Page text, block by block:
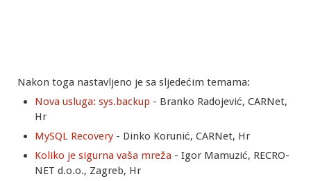
Nakon toga nastavljeno je sa sljedećim temama:
Nova usluga: sys.backup - Branko Radojević, CARNet,
Hr
MySQL Recovery - Dinko Korunić, CARNet, Hr
Koliko je sigurna vaša mreža - Igor Mamuzić, RECRO-
NET d.o.o., Zagreb, Hr